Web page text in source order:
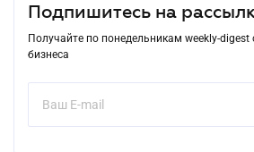
Подпишитесь на
Получайте по понедельникам weekly-
бизнеса